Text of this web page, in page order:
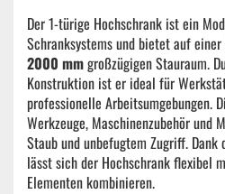
Der 1-türige Hochschrank ist ein
Schranksystems und bietet auf einer
2000 mmgroßzügigen Stauraum.
Konstruktion ist er ideal für
professionelle Arbeitsumgebungen.
Werkzeuge, Maschinenzubehör und
Staub und unbefugtem Zugriff. Dank
lässt sich der Hochschrank flexibel
Elementen kombinieren.